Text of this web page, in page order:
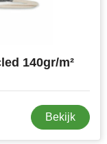
140gr/m²
Bekijk